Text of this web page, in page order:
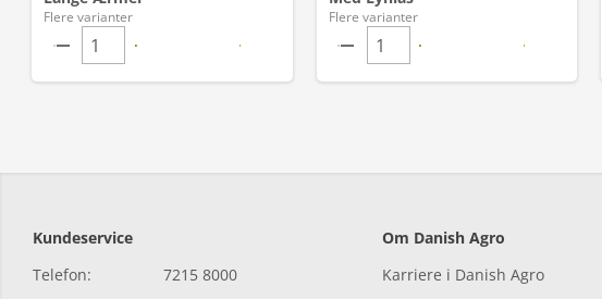
Flere varianter Flere varianter
Kundeservice
Telefon:
7215 8000
Om Danish Agro
Karriere i Danish Agro